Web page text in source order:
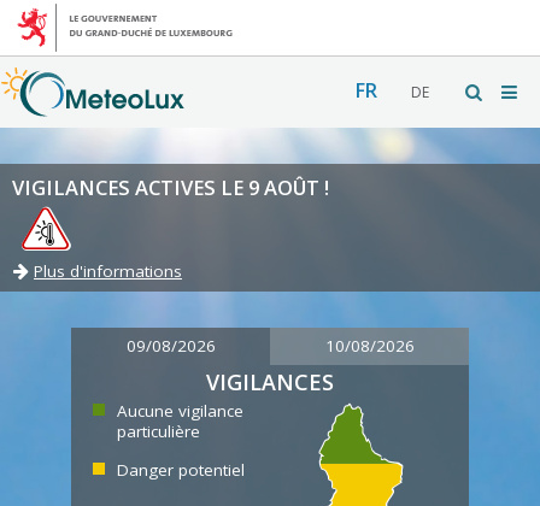
FR DE
VIGILANCES ACTIVES LE 9 AOÛT !
Plus d'informations
09/08/2026 10/08/2026
VIGILANCES
Aucune vigilance
particulière
Danger potentiel